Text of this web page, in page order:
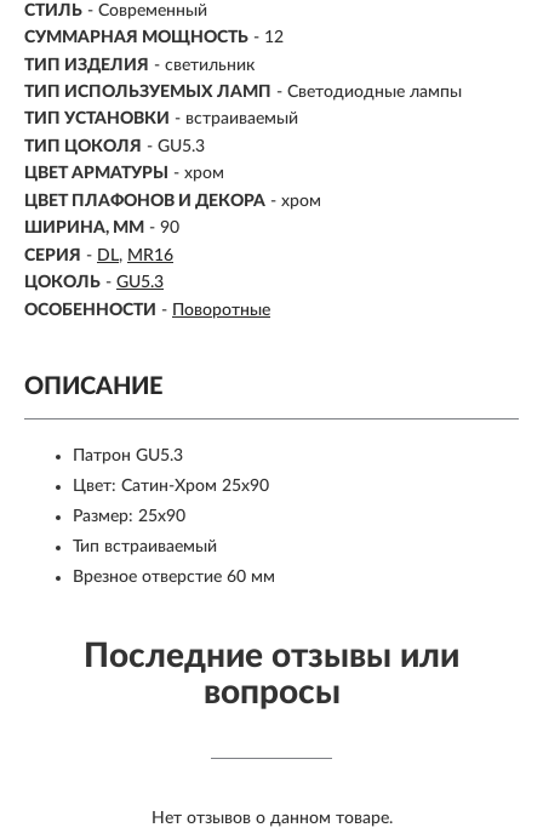
СТИЛЬ - Современный
СУММАРНАЯ МОЩНОСТЬ - 12
ТИП ИЗДЕЛИЯ - светильник
ТИП ИСПОЛЬЗУЕМЫХ ЛАМП - Светодиодные лампы
ТИП УСТАНОВКИ - встраиваемый
ТИП ЦОКОЛЯ - GU5.3
ЦВЕТ АРМАТУРЫ
- хром
ЦВЕТ ПЛАФОНОВ И ДЕКОРА - хром
ШИРИНА, ММ - 90
СЕРИЯ - DL
MR16
ЦОКОЛЬ - GU5.3
ОСОБЕННОСТИ - Поворотные
ОПИСАНИЕ
Патрон GU5.3
Цвет: Сатин-Хром 25x90
Размер: 25x90
Тип встраиваемый
Врезное отверстие 60 мм
Последние отзывы или
вопросы
Нет отзывов о данном товаре.